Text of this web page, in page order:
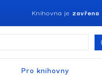
Knihovna je zavřena
Pro knihovny